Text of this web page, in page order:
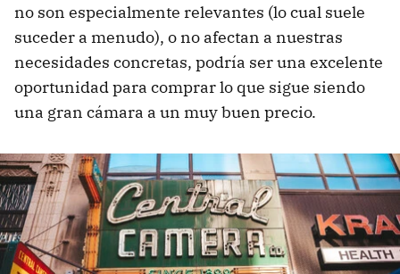
no son especialmente relevantes (lo cual suele
suceder a menudo), o no afectan a nuestras
necesidades concretas, podría ser una excelente
oportunidad para comprar lo que sigue siendo
una gran cámara a un muy buen precio.